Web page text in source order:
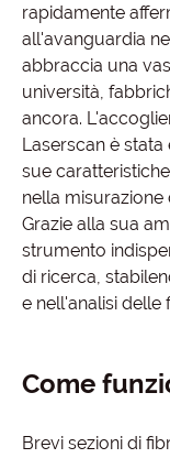
rapidamente
all'avanguardia
abbraccia una
università,
ancora.
Laserscan è
sue
nella
Grazie alla sua
strumento
di ricerca,
e nell'analisi delle
Come
Brevi sezioni di